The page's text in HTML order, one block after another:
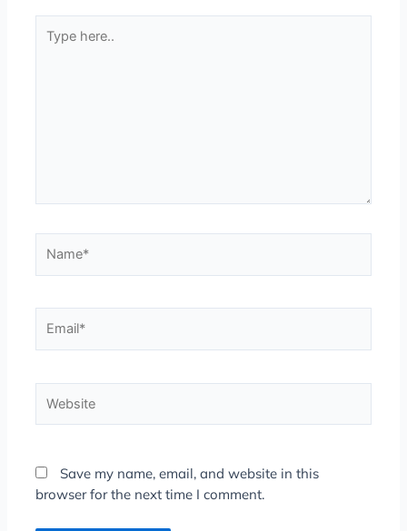
here..
Save my name, email, and website in this
browser for the next time I comment.